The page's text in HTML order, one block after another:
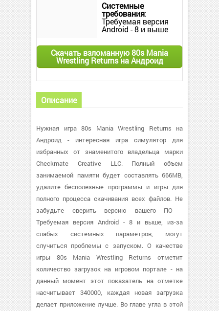
Системные
требования:
Требуемая версия
Android - 8 и выше
Скачать взломанную 80s Mania
Wrestling Returns на Андроид
Описание
Нужная игра 80s Mania Wrestling Returns на
Андроид - интересная игра симулятор для
избранных от знаменитого владельца марки
Checkmate Creative LLC. Полный объем
занимаемой памяти будет составлять 666MB,
удалите бесполезные программы и игры для
полного процесса скачивания всех файлов. Не
забудьте сверить версию вашего ПО -
Требуемая версия Android - 8 и выше, из-за
слабых системных параметров, могут
случиться проблемы с запуском. О качестве
игры 80s Mania Wrestling Returns отметит
количество загрузок на игровом портале - на
данный момент этот показатель на отметке
насчитывает 340000, каждая новая загрузка
делает приложение лучше. Во главе угла в этой